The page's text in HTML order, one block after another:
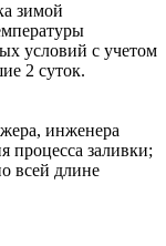
зимой
условий с учетом
2 суток.
инженера
процесса заливки;
всей длине